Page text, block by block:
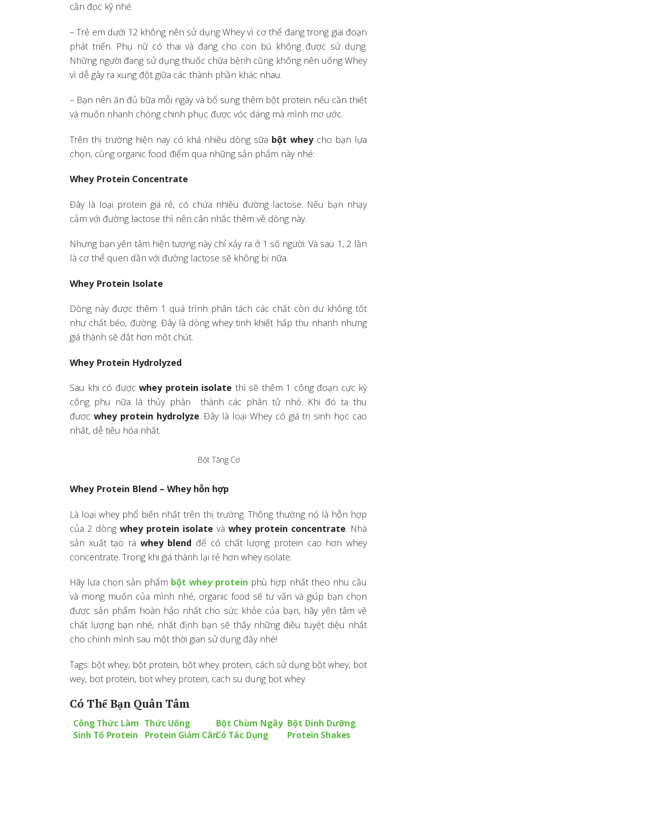
cần đọc kỹ nhé.
– Trẻ em dưới 12 không nên sử dụng Whey vì cơ thể đang trong giai đoạn
phát triển. Phụ nữ có thai và đang cho con bú không được sử dụng.
Những người đang sử dụng thuốc chữa bệnh cũng không nên uống Whey
vì dễ gây ra xung đột giữa các thành phần khác nhau.
– Bạn nên ăn đủ bữa mỗi ngày và bổ sung thêm bột protein nếu cần thiết
và muốn nhanh chóng chinh phục được vóc dáng mà mình mơ ước.
Trên thị trường hiện nay có khá nhiều dòng sữa bột wheycho bạn lựa
chọn, cùng organic food điểm qua những sản phẩm này nhé:
Whey Protein Concentrate
Đây là loại protein giá rẻ, có chứa nhiều đường lactose. Nếu bạn nhạy
cảm với đường lactose thì nên cân nhắc thêm về dòng này.
Nhưng bạn yên tâm hiện tượng này chỉ xảy ra ở 1 số người. Và sau 1, 2 lần
là cơ thể quen dần với đường lactose sẽ không bị nữa.
Whey Protein Isolate
Dòng này được thêm 1 quá trình phân tách các chất còn dư không tốt
như chất béo, đường. Đây là dòng whey tinh khiết hấp thu nhanh nhưng
giá thành sẽ đắt hơn một chút.
Whey Protein Hydrolyzed
Sau khi có được whey protein isolate thì sẽ thêm 1 công đoạn cực kỳ
công phu nữa là thủy phân thành các phân tử nhỏ. Khi đó ta thu
được whey protein hydrolyze. Đây là loại Whey có giá trị sinh học cao
nhất, dễ tiêu hóa nhất.
Bột Tăng Cơ
Whey Protein Blend – Whey hỗn hợp
Là loại whey phổ biến nhất trên thị trường. Thông thường nó là hỗn hợp
của 2 dòng whey protein isolate và whey protein concentrate. Nhà
sản xuất tạo ra whey blend để có chất lượng protein cao hơn whey
concentrate. Trong khi giá thành lại rẻ hơn whey isolate.
Hãy lựa chọn sản phẩm bột whey protein phù hợp nhất theo nhu cầu
và mong muốn của mình nhé, organic food sẽ tư vấn và giúp bạn chọn
được sản phẩm hoàn hảo nhất cho sức khỏe của bạn, hãy yên tâm về
chất lượng bạn nhé, nhất định bạn sẽ thấy những điều tuyệt diệu nhất
cho chính mình sau một thời gian sử dụng đấy nhé!
Tags: bột whey, bột protein, bột whey protein, cách sử dụng bột whey, bot
wey, bot protein, bot whey protein, cach su dung bot whey.
Có Thể Bạn Quân Tâm
Công Thức Làm
Sinh Tố Protein
Thức Uống
Protein Giảm Cân
Bột Chùm Ngây
Có Tác Dụng
Bột Dinh Dưỡng
Protein Shakes